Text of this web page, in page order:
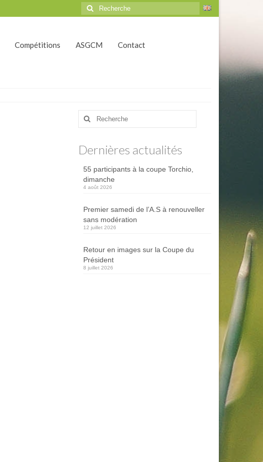
Rechercher
:
Compétitions ASGCM Contact
Rechercher
Dernières actualités
55 participants à la coupe Torchio,
dimanche
4 août 2026
Premier samedi de l’A.S à renouveller
sans modération
12 juillet 2026
Retour en images sur la Coupe du
Président
8 juillet 2026